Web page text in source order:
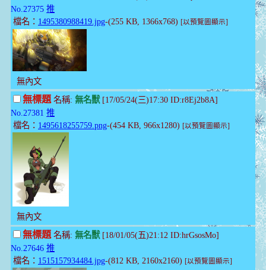
No.27375 推
檔名： 1495380988419.jpg-(255 KB, 1366x768) [以預覽圖顯示]
無內文
無標題名稱: 無名獸[17/05/24(三)17:30 ID:r8Ej2b8A]
No.27381 推
檔名： 1495618255759.png-(454 KB, 966x1280) [以預覽圖顯示]
無內文
無標題名稱: 無名獸[18/01/05(五)21:12 ID:hrGsosMo]
No.27646 推
檔名： 1515157934484.jpg-(812 KB, 2160x2160) [以預覽圖顯示]